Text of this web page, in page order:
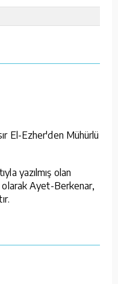
El-Ezher'den Mühürlü
yazılmış olan
Ayet-Berkenar,